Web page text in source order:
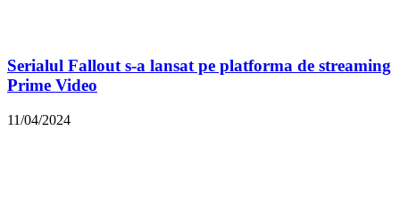
Serialul Fallout s-a lansat pe platforma de streaming
Prime Video
11/04/2024